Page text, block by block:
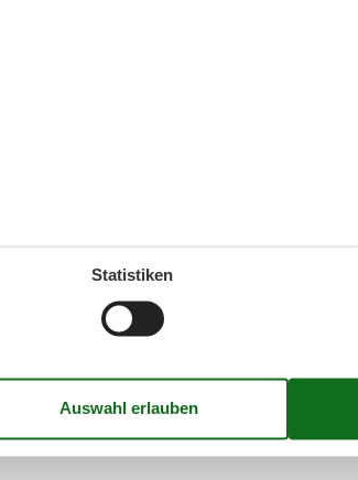
Statistiken